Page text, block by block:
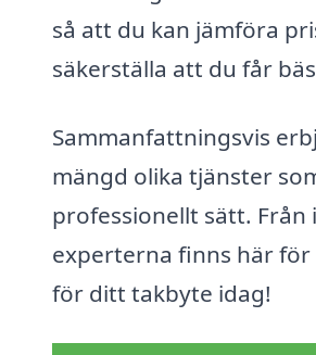
så att du kan jämföra
säkerställa att du får
Sammanfattningsvis
mängd olika tjänster
professionellt sätt.
experterna finns här för
för ditt takbyte idag!